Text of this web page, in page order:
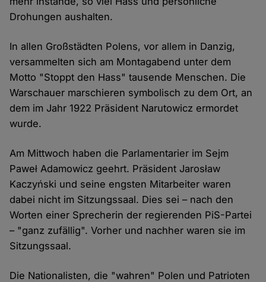
Drohungen aushalten.
In allen Großstädten Polens, vor allem in Danzig,
versammelten sich am Montagabend unter dem
Motto "Stoppt den Hass" tausende Menschen. Die
Warschauer marschieren symbolisch zu dem Ort, an
dem im Jahr 1922 Präsident Narutowicz ermordet
wurde.
Am Mittwoch haben die Parlamentarier im Sejm
Paweł Adamowicz geehrt. Präsident Jarosław
Kaczyński und seine engsten Mitarbeiter waren
dabei nicht im Sitzungssaal. Dies sei – nach den
Worten einer Sprecherin der regierenden PiS-Partei
– "ganz zufällig". Vorher und nachher waren sie im
Sitzungssaal.
Die Nationalisten, die "wahren" Polen und Patrioten